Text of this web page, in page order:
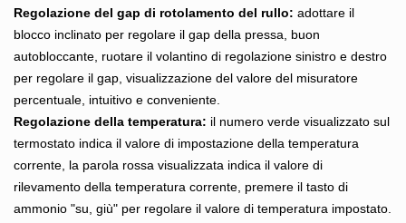
Regolazione del gap di rotolamento del rullo: adottare il
blocco inclinato per regolare il gap della pressa, buon
autobloccante, ruotare il volantino di regolazione sinistro e destro
per regolare il gap, visualizzazione del valore del misuratore
percentuale, intuitivo e conveniente.
Regolazione della temperatura: il numero verde visualizzato sul
termostato indica il valore di impostazione della temperatura
corrente, la parola rossa visualizzata indica il valore di
rilevamento della temperatura corrente, premere il tasto di
ammonio "su, giù" per regolare il valore di temperatura impostato.